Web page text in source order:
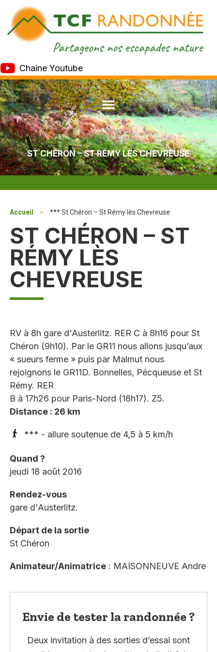
Chaine Youtube
ST CHÉRON – ST RÉMY LÈS CHEVREUSE
Accueil > *** St Chéron – St Rémy lès Chevreuse
ST CHÉRON – ST
RÉMY LÈS
CHEVREUSE
RV à 8h gare d'Austerlitz. RER C à 8h16 pour St
Chéron (9h10). Par le GR11 nous allons jusqu’aux
« sueurs ferme » puis par Malmut nous
rejoignons le GR11D. Bonnelles, Pécqueuse et St
Rémy. RER
B à 17h26 pour Paris-Nord (18h17). Z5.
Distance : 26 km
*** - allure soutenue de 4,5 à 5 km/h
Quand ?
jeudi 18 août 2016
Rendez-vous
gare d'Austerlitz.
Départ de la sortie
St Chéron
Animateur/Animatrice : MAISONNEUVE Andre
Envie de tester la randonnée ?
Deux invitation à des sorties d’essai sont